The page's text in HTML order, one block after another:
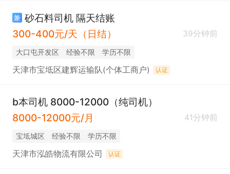
兼 砂石料司机 隔天结账
300-400元/天（日结）
39分钟前
大口屯开发区 经验不限 学历不限
天津市宝坻区建辉运输队(个体工商户) 认证
b本司机 8000-12000（纯司机）
8000-12000元/月
41分钟前
宝坻城区 经验不限 学历不限
天津市泓皓物流有限公司 认证